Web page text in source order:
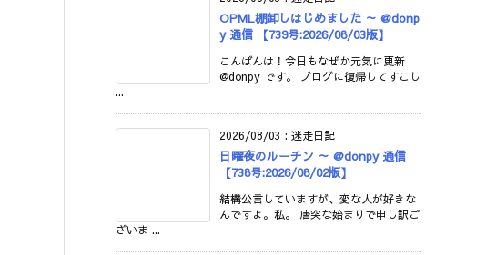
OPML棚卸しはじめました ～ @donp
y 通信 【739号:2026/08/03版】
こんばんは！今日もなぜか元気に更新
@donpy です。 ブログに復帰してすこし
...
2026/08/03 : 迷走日記
日曜夜のルーチン ～ @donpy 通信
【738号:2026/08/02版】
結構公言していますが、変な人が好きな
んですよ。私。 唐突な始まりで申し訳ご
ざいま ...